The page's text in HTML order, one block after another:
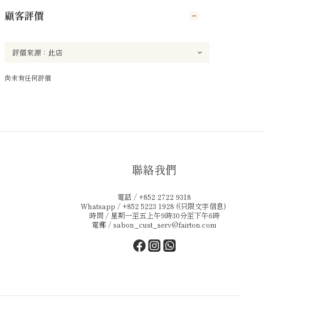
顧客評價
尚未有任何評價
聯絡我們
電話 / +852 2722 9318
Whatsapp / +852 5223 1928 ((只限文字信息)
時間 / 星期一至五上午9時30分至下午6時
電郵 / sabon_cust_serv@fairton.com